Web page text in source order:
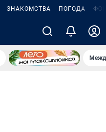
ЗНАКОМСТВА ПОГОДА